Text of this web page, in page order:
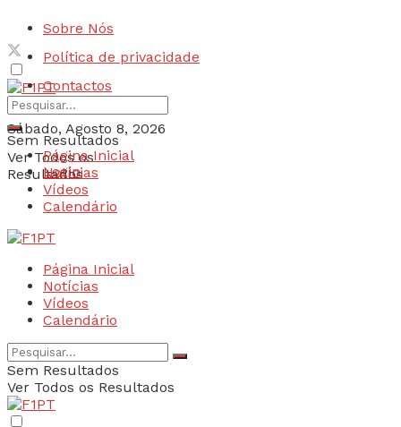
Sobre Nós
Política de privacidade
Contactos
Sábado, Agosto 8, 2026
Login
Sem Resultados
Ver Todos os
Resultados
Página Inicial
Notícias
Vídeos
Calendário
Página Inicial
Notícias
Vídeos
Calendário
Sem Resultados
Ver Todos os Resultados